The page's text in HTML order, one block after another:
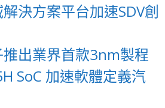
決方案平台加速SDV創
出業界首款3nm製程
SoC 加速軟體定義汽